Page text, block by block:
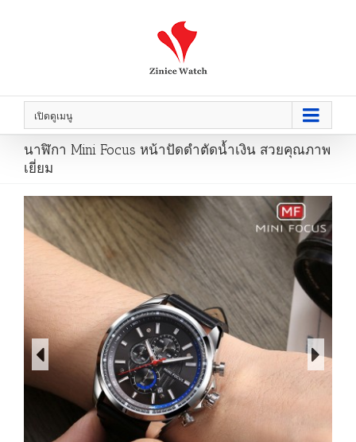
เปิดดูเมนู
นาฬิกา Mini Focus หน้าปัดดำตัดน้ำเงิน สวยคุณภาพ
เยี่ยม